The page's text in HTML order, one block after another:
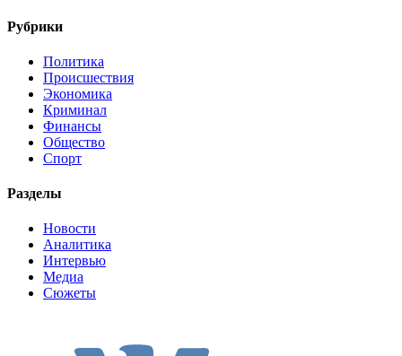
Рубрики
Политика
Происшествия
Экономика
Криминал
Финансы
Общество
Спорт
Разделы
Новости
Аналитика
Интервью
Медиа
Сюжеты